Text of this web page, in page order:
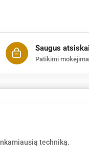
Saugus
Patikimi
techniką.